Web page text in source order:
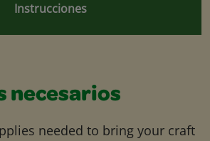
Instrucciones
necesarios
needed to bring your craft